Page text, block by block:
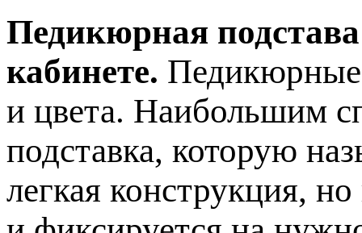
Педикюрная подстава
кабинете. Педикюрные
и цвета. Наибольшим
подставка, которую
легкая конструкция,